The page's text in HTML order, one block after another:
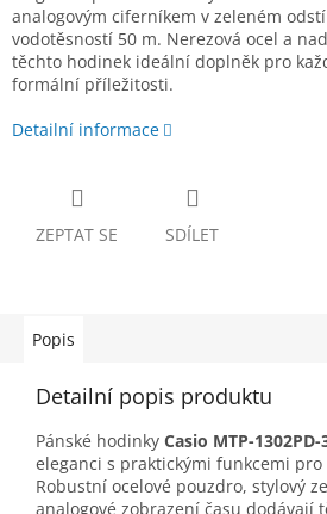
analogovým ciferníkem v zeleném
vodotěsností 50 m. Nerezová ocel a
těchto hodinek ideální doplněk pro
formální příležitosti.
Detailní informace
ZEPTAT SE SDÍLET
Popis
Detailní popis produktu
Pánské hodinky Casio MTP-1302PD-
eleganci s praktickými funkcemi
Robustní ocelové pouzdro, stylový
analogové zobrazení času dodávají